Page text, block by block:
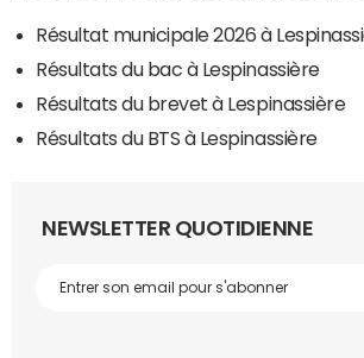
Résultat municipale 2026 à
Résultats du bac à Lespinassière
Résultats du brevet à Lespinassière
Résultats du BTS à Lespinassière
NEWSLETTER QUOTIDIENNE